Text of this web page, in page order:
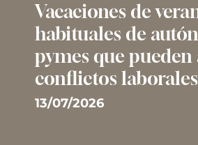
Vacaciones de
habituales de
pymes que pueden
conflictos laborales
13/07/2026